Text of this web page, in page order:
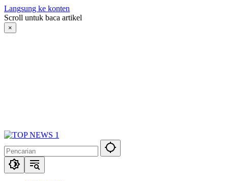
Langsung ke konten
Scroll untuk baca artikel
×